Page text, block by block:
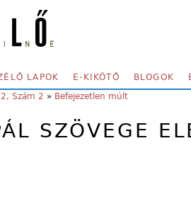
LAPOK E-KIKÖTŐ BLOGOK
Szám 2 » Befejezetlen múlt
SZÖVEGE